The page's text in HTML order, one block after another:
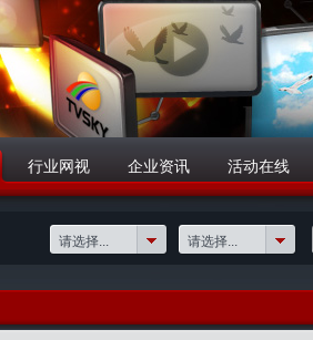
行业网视 企业资讯 活动在线
请选择... 请选择...